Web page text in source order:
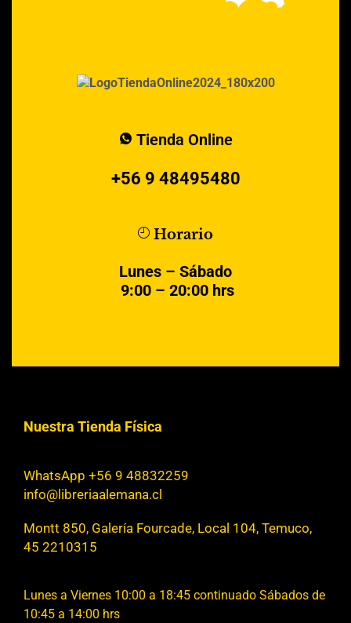
Tienda Online
+56 9 48495480
Horario
Lunes – Sábado
9:00 – 20:00 hrs
Nuestra Tienda Física
WhatsApp +56 9 48832259
info@libreriaalemana.cl
Montt 850, Galería Fourcade, Local 104, Temuco,
45 2210315
Lunes a Viernes 10:00 a 18:45 continuado Sábados de
10:45 a 14:00 hrs